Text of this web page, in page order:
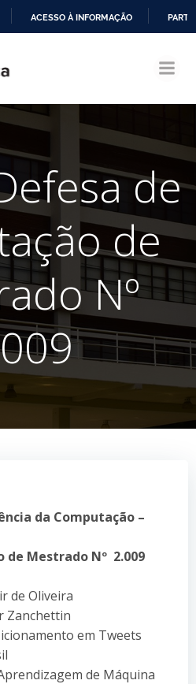
CONTEÚDO
ACESSO À INFORMAÇÃO
de
de
Nº
da Computação –
de Mestrado Nº 2.009
de Oliveira
Zanchettin
em Tweets
de Máquina